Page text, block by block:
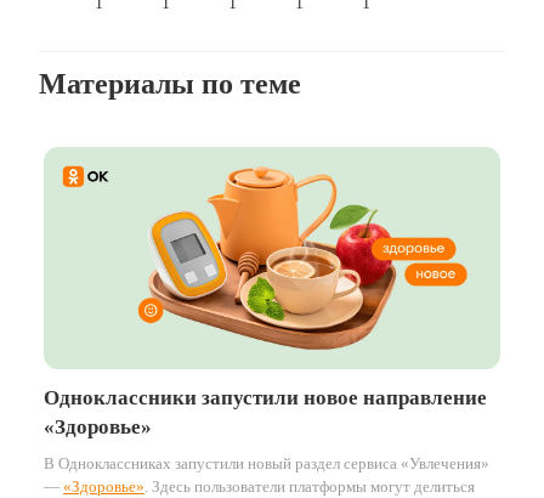
Материалы по теме
Одноклассники запустили новое направление
«Здоровье»
В Одноклассниках запустили новый раздел сервиса «Увлечения»
— «Здоровье». Здесь пользователи платформы могут делиться